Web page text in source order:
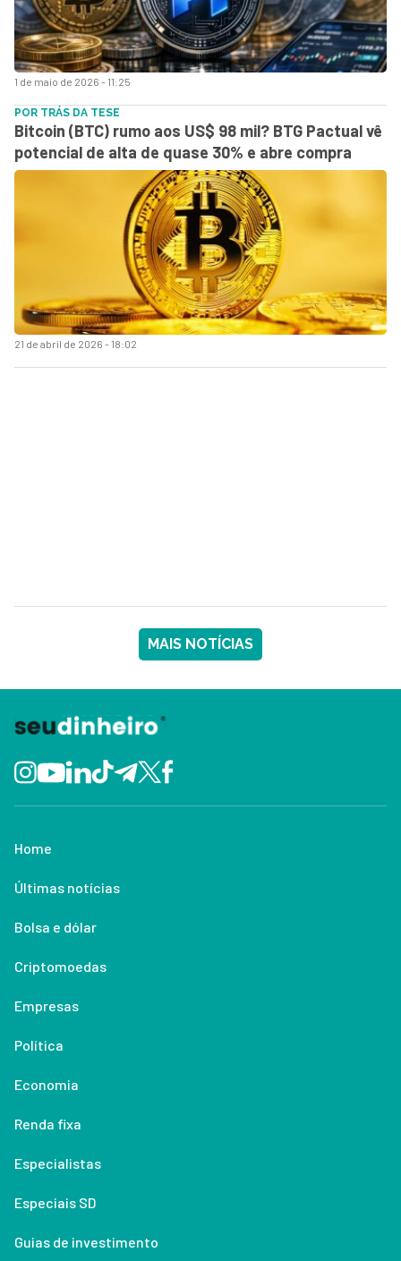
1 de maio de 2026 - 11:25
21 de abril de 2026 - 18:02
POR TRÁS DA TESE
Bitcoin (BTC) rumo aos US$ 98 mil? BTG Pactual vê
potencial de alta de quase 30% e abre compra
MAIS NOTÍCIAS
Home
Últimas notícias
Bolsa e dólar
Criptomoedas
Empresas
Política
Economia
Renda fixa
Especialistas
Especiais SD
Guias de investimento